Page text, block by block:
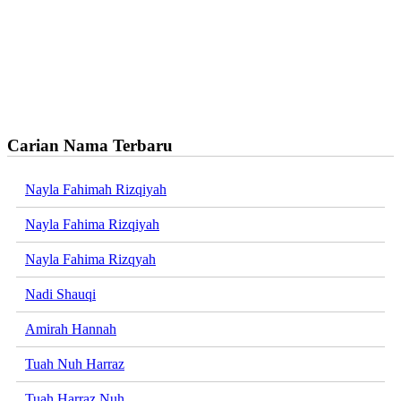
Carian Nama Terbaru
Nayla Fahimah Rizqiyah
Nayla Fahima Rizqiyah
Nayla Fahima Rizqyah
Nadi Shauqi
Amirah Hannah
Tuah Nuh Harraz